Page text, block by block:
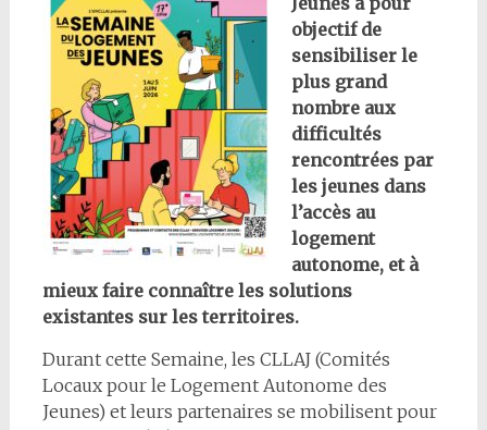
objectif de
sensibiliser le
plus grand
nombre aux
difficultés
rencontrées par
les jeunes dans
l’accès au
logement
autonome, et à
mieux faire connaître les solutions
existantes sur les territoires.
Durant cette Semaine, les CLLAJ (Comités
Locaux pour le Logement Autonome des
Jeunes) et leurs partenaires se mobilisent pour